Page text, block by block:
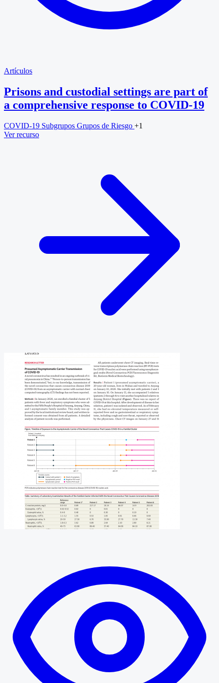
Artículos
Prisons and custodial settings are part of
a comprehensive response to COVID-19
COVID-19 Subgrupos Grupos de Riesgo +1
Ver recurso